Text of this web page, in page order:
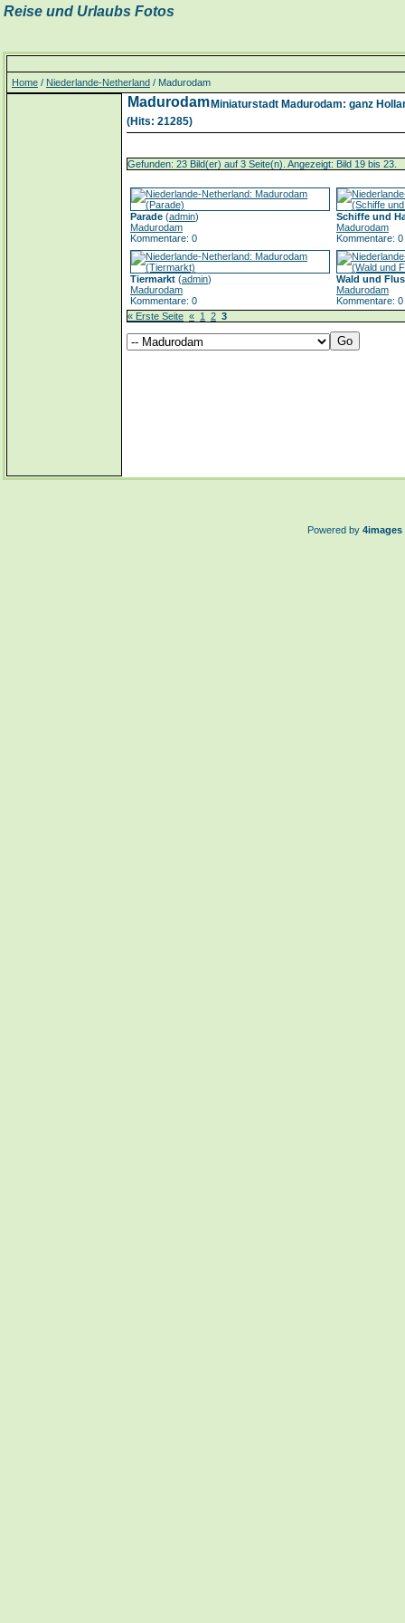
Reise und Urlaubs Fotos
Home / Niederlande-Netherland / Madurodam
Madurodam Miniaturstadt Madurodam: ganz
(Hits: 21285)
Gefunden: 23 Bild(er) auf 3 Seite(n). Angezeigt: Bild 19 bis 23.
Parade (admin)
Madurodam
Kommentare: 0
Schiffe und
Madurodam
Kommentare: 0
Tiermarkt (admin)
Madurodam
Kommentare: 0
Wald und
Madurodam
Kommentare: 0
« Erste Seite « 1 2 3
Powered by 4images